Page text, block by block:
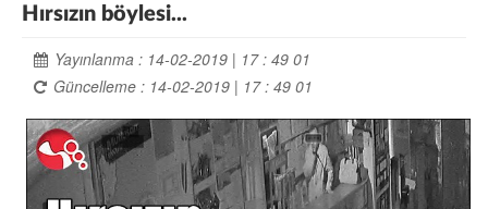
Hırsızın böylesi...
Yayınlanma : 14-02-2019 | 17 : 49 01
Güncelleme : 14-02-2019 | 17 : 49 01